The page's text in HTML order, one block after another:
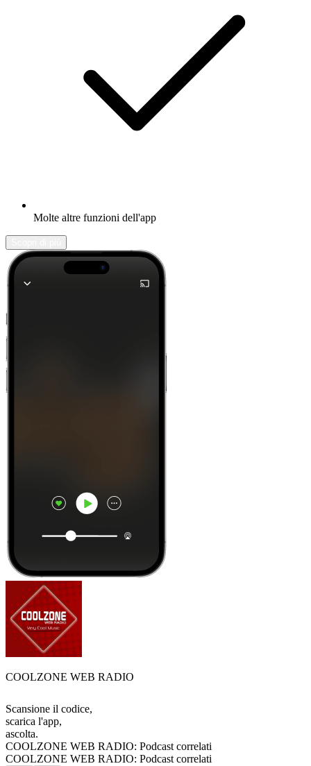
Molte altre funzioni dell'app
COOLZONE WEB RADIO
Scansione il codice,
scarica l'app,
ascolta.
COOLZONE WEB RADIO: Podcast correlati
COOLZONE WEB RADIO: Podcast correlati